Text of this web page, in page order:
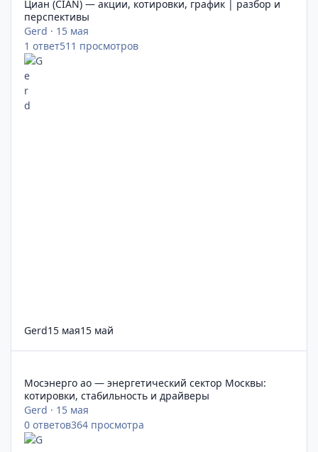
Циан (CIAN) — акции, котировки, график | разбор и
перспективы
Gerd · 15 мая
1 ответ511 просмотров
Gerd15 мая15 май
Мосэнерго ао — энергетический сектор Москвы:
котировки, стабильность и драйверы
Gerd · 15 мая
0 ответов364 просмотра